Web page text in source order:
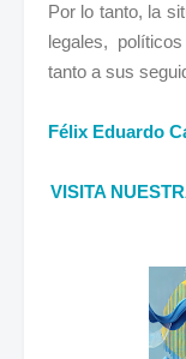
Por lo tanto, la
legales,
tanto a sus
Félix Eduardo
VISITA